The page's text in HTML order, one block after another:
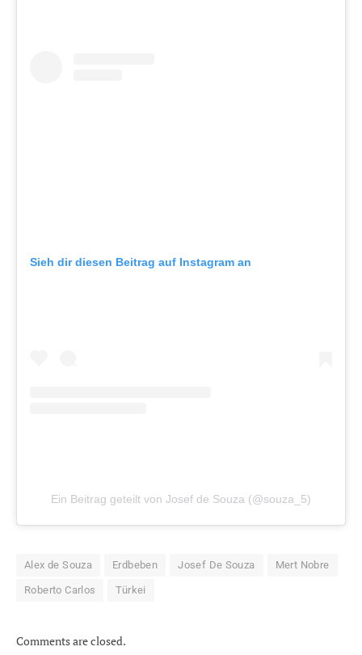
Sieh dir diesen Beitrag auf Instagram an
Ein Beitrag geteilt von Josef de Souza (@souza_5)
Alex de Souza Erdbeben Josef De Souza Mert Nobre
Roberto Carlos Türkei
Comments are closed.